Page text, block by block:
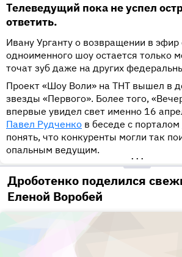
Телеведущий пока не успел
ответить.
Ивану Урганту о возвращении в эфир
одноименного шоу остается только
точат зуб даже на других
Проект «Шоу Воли» на ТНТ вышел в
звезды «Первого». Более того,
впервые увидел свет именно 16
Павел Рудченко в беседе с порталом
понять, что конкуренты могли так
опальным ведущим.
•••
Дроботенко поделился
Еленой Воробей